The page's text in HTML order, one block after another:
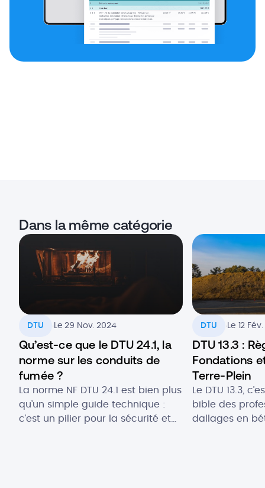
Dans la même catégorie
DTU .Le 29 Nov. 2024
Qu’est-ce que le DTU 24.1, la
norme sur les conduits de
fumée ?
La norme NF DTU 24.1 est bien plus
qu’un simple guide technique :
c’est un pilier pour la sécurité et
DTU .Le 12
DTU 13.3 :
Fondations
Terre-Plein
Le DTU 13.3,
bible des
dallages en